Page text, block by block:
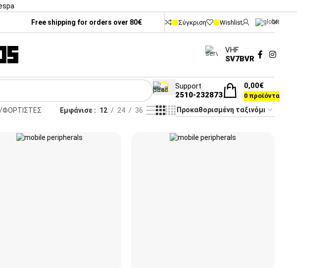
Free shipping for orders over 80€ Σύγκριση Wishlist GR
VHF
SV7BVR
Support
2510-232873
0 προϊόντα
0,00€
ΦΟΡΤΙΣΤΕΣ Εμφάνισε 12 24 36